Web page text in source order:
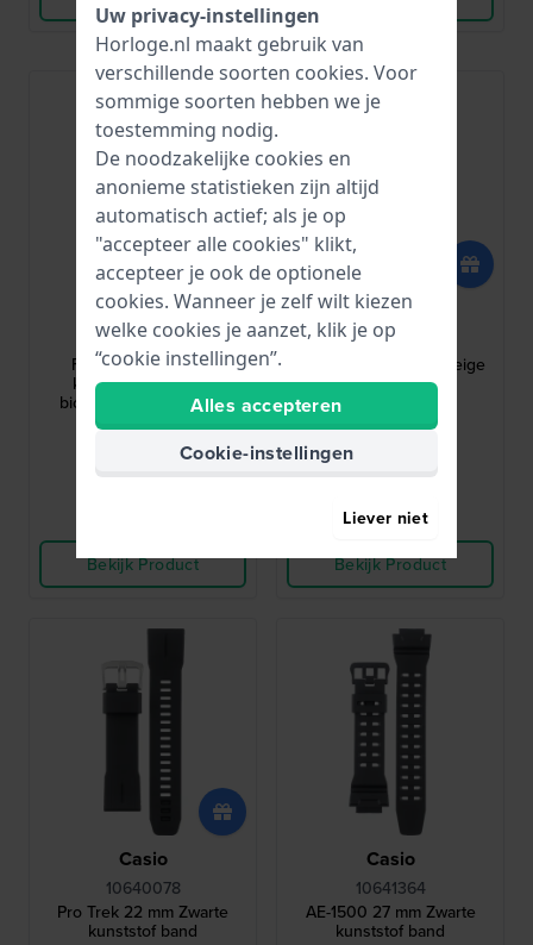
Casio
10672916
F-91 22 mm Blauwe
kunststof band van
biologische oorsprong
24,-
● Op voorraad
Bekijk Product
Casio
10644204
Vintage Mini 14 mm Beige
leren band
51,-
● Op voorraad
Vergelijk
Bekijk Product
Casio
10640078
Pro Trek 22 mm Zwarte
kunststof band
Casio
10641364
AE-1500 27 mm Zwarte
kunststof band
Uw privacy-instellingen
Horloge.nl maakt gebruik van
verschillende soorten cookies. Voor
sommige soorten hebben we je
toestemming nodig.
De noodzakelijke cookies en
anonieme statistieken zijn altijd
automatisch actief; als je op
"accepteer alle cookies" klikt,
accepteer je ook de optionele
cookies. Wanneer je zelf wilt kiezen
welke cookies je aanzet, klik je op
“cookie instellingen”.
Alles accepteren
Cookie-instellingen
Liever niet